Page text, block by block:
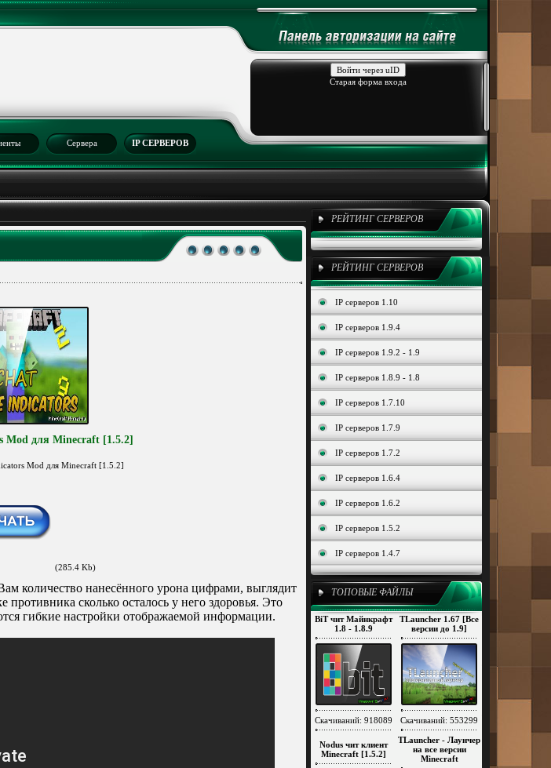
Войти через uID
Старая форма входа
Сервера IP СЕРВЕРОВ
РЕЙТИНГ СЕРВЕРОВ
РЕЙТИНГ СЕРВЕРОВ
IP серверов 1.10
IP серверов 1.9.4
IP серверов 1.9.2 - 1.9
IP серверов 1.8.9 - 1.8
IP серверов 1.7.10
IP серверов 1.7.9
IP серверов 1.7.2
IP серверов 1.6.4
IP серверов 1.6.2
IP серверов 1.5.2
IP серверов 1.4.7
ТОПОВЫЕ ФАЙЛЫ
BiT чит Майнкрафт
1.8 - 1.8.9
Скачиваний: 918089
TLauncher 1.67 [Все
версии до 1.9]
Скачиваний: 553299
Nodus чит клиент
Minecraft [1.5.2]
TLauncher - Лаунчер
на все версии
Minecraft
Mod для Minecraft [1.5.2]
Mod для Minecraft [1.5.2]
(285.4 Kb)
количество нанесённого урона цифрами, выглядит
сколько осталось у него здоровья. Это
гибкие настройки отображаемой информации.